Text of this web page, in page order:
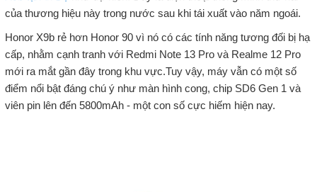
của thương hiệu này trong nước sau khi tái xuất vào năm ngoái.
Honor X9b rẻ hơn Honor 90 vì nó có các tính năng tương đối bị hạ
cấp, nhằm cạnh tranh với Redmi Note 13 Pro và Realme 12 Pro
mới ra mắt gần đây trong khu vực.Tuy vậy, máy vẫn có một số
điểm nổi bật đáng chú ý như màn hình cong, chip SD6 Gen 1 và
viên pin lên đến 5800mAh - một con số cực hiếm hiện nay.